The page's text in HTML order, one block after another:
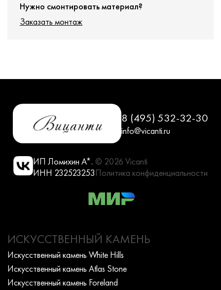
Нужно смонтировать материал?
Заказать монтаж
8 (495) 532-32-30
info@vicanti.ru
ИП Ломихин А*.
ИНН 232523253
© 2026 Vicanti
Политика конфиденциальности
ИСКУССТВЕННЫЙ КАМЕНЬ
Искусcтвенный камень White Hills
Искусcтвенный камень Atlas Stone
Искусcтвенный камень Foreland